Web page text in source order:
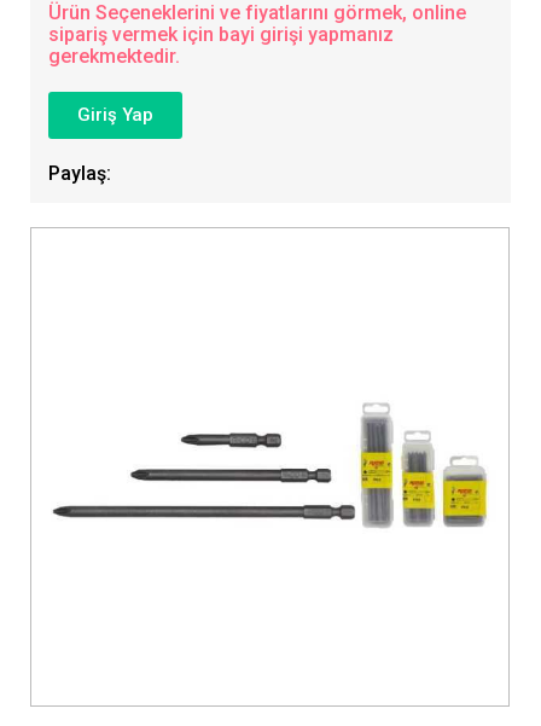
Ürün Seçeneklerini ve fiyatlarını görmek, online
sipariş vermek için bayi girişi yapmanız
gerekmektedir.
Giriş Yap
Paylaş: